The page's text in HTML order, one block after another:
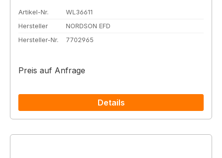
Artikel-Nr.
WL36611
Hersteller
NORDSON EFD
Hersteller-Nr.
7702965
Preis auf Anfrage
Details